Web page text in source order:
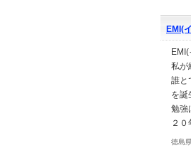
EMI(
私が
誰と
を誕
勉強
２
徳島